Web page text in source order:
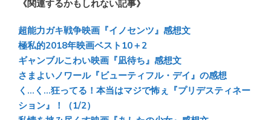
e
sk
y
e
b
o
ok
e e
n
a
《関連するかもしれない記事》
超能力ガキ戦争映画『イノセンツ』感想文
極私的2018年映画ベスト10＋2
ギャンブルこわい映画『凪待ち』感想文
さまよいノワール『ビューティフル・デイ』の感想
く…く…狂ってる！本当はマジで怖ぇ『プリデスティネー
ション』！（1/2）